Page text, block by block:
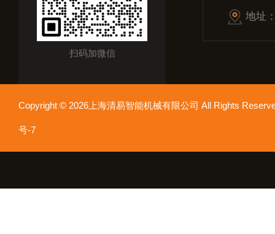
扫码加微信
地址
Copyright © 2026上海清易智能机械有限公司 All Rights
号-7